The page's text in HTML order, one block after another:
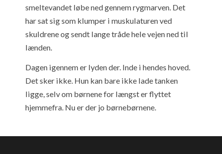
smeltevandet løbe ned gennem rygmarven. Det
har sat sig som klumper i muskulaturen ved
skuldrene og sendt lange tråde hele vejen ned til
lænden.
Dagen igennem er lyden der. Inde i hendes hoved.
Det sker ikke. Hun kan bare ikke lade tanken
ligge, selv om børnene for længst er flyttet
hjemmefra. Nu er der jo børnebørnene.